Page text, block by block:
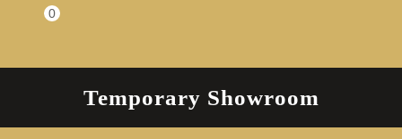
Einkaufswagen
0
Temporary Showroom